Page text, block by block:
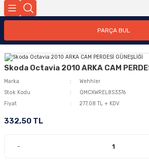
PARÇA BUL
Skoda Octavia 2010 ARKA CAM
Marka
Wehhler
Stok Kodu
QMCXWREL8S3376
Fiyat
277,08 TL + KDV
332,50 TL
-